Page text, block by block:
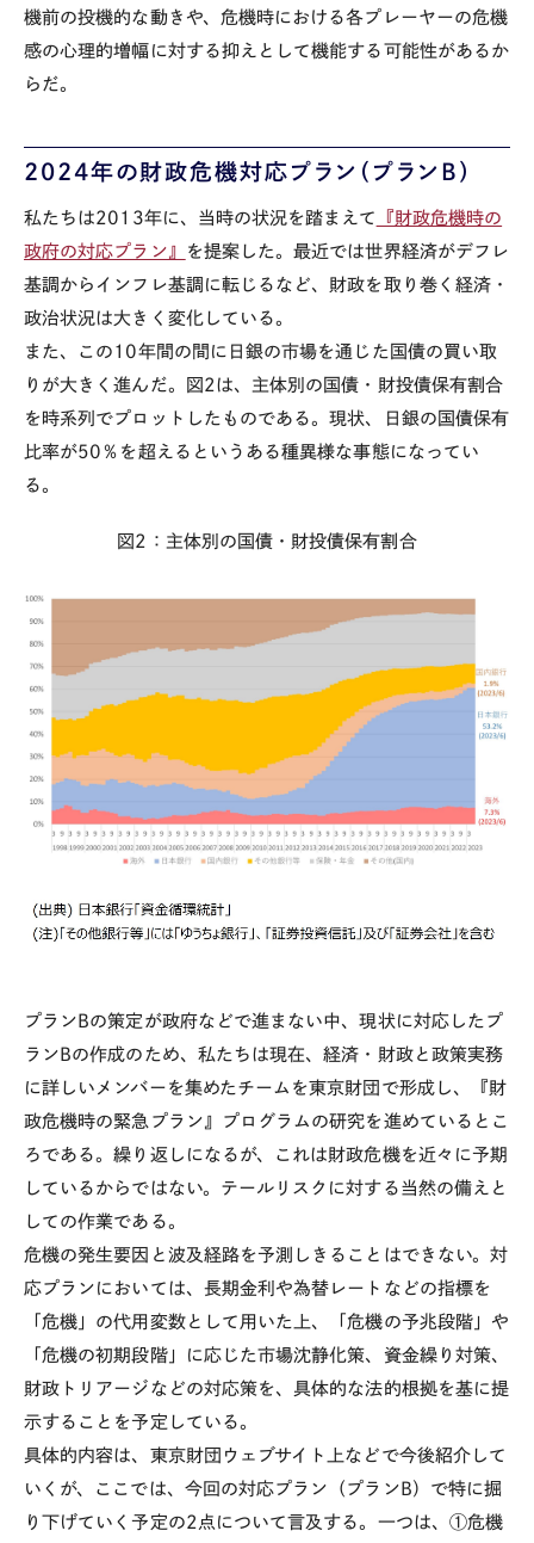
機前の投機的な動きや、危機時における各プレーヤーの危機
感の心理的増幅に対する抑えとして機能する可能性があるか
らだ。
2024年の財政危機対応プラン（プラン B ）
私たちは2013年に、当時の状況を踏まえて
『財政危機時の
政府の対応プラン』
を提案した。最近では世界経済がデフレ
基調からインフレ基調に転じるなど、財政を取り巻く経済・
政治状況は大きく変化している。
また、この 10年間の間に日銀の市場を通じた国債の買い取
りが大きく進んだ。図 2 は、主体別の国債・財投債保有割合
を時系列でプロットしたものである。現状、日銀の国債保有
比率が50 ％を超えるというある種異様な事態になってい
る。
図 2 ：主体別の国債・財投債保有割合
プラン Bの策定が政府などで進まない中、現状に対応したプ
ラン Bの作成のため、私たちは現在、経済・財政と政策実務
に詳しいメンバーを集めたチームを東京財団で形成し、『財
政危機時の緊急プラン』プログラムの研究を進めているとこ
ろである。繰り返しになるが、これは財政危機を近々に予期
しているからではない。テールリスクに対する当然の備えと
しての作業である。
危機の発生要因と波及経路を予測しきることはできない。対
応プランにおいては、長期金利や為替レートなどの指標を
「危機」の代用変数として用いた上、「危機の予兆段階」や
「危機の初期段階」に応じた市場沈静化策、資金繰り対策、
財政トリアージなどの対応策を、具体的な法的根拠を基に提
示することを予定している。
具体的内容は、東京財団ウェブサイト上などで今後紹介して
いくが、ここでは、今回の対応プラン（プラン B ）で特に掘
り下げていく予定の2 点について言及する。一つは、①危機